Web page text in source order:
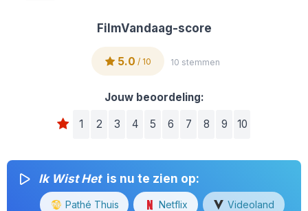
FilmVandaag-score
5.0 / 10 10 stemmen
Jouw beoordeling:
1 2 3 4 5 6 7 8 9 10
Ik Wist Het is nu te zien op:
Pathé Thuis Netflix Videoland